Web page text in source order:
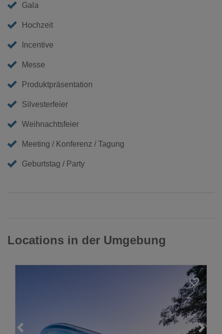
Gala
Hochzeit
Incentive
Messe
Produktpräsentation
Silvesterfeier
Weihnachtsfeier
Meeting / Konferenz / Tagung
Geburtstag / Party
Locations in der Umgebung